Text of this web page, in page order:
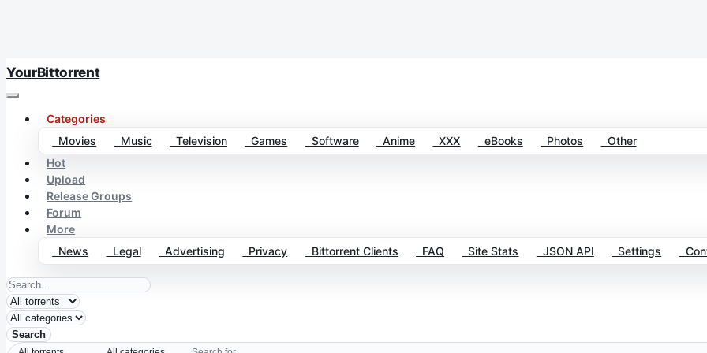
YourBittorrent
Categories
Movies
Music Television Games Software Anime XXX eBooks Photos
Other
Hot
Upload
Release Groups
Forum
More
News
Legal Advertising Privacy Bittorrent Clients FAQ Site Stats JSON API Settings
Search